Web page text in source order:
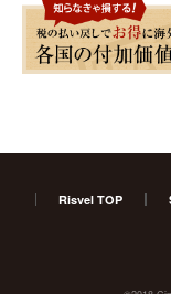
Risvel TOP